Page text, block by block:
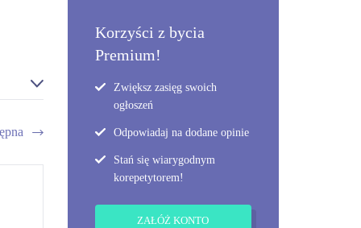
Korzyści z bycia
Premium!
Zwiększ zasięg swoich
ogłoszeń
Odpowiadaj na dodane opinie
Stań się wiarygodnym
korepetytorem!
ZAŁÓŻ KONTO